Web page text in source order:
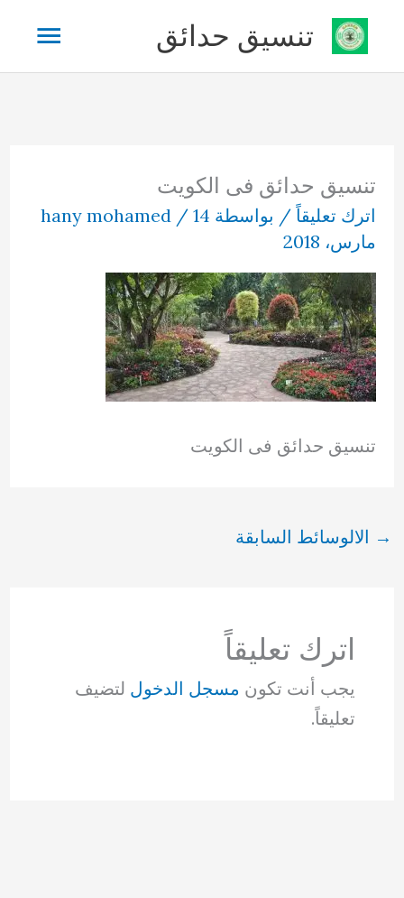
تخطي
المحتوى
تنسيق حدائق
تنسيق حدائق فى الكويت
اترك تعليقاً / بواسطة hany mohamed /14
مارس، 2018
تنسيق حدائق فى الكويت
→ الالوسائط السابقة
اترك تعليقاً
يجب أنت تكون مسجل الدخول لتضيف
تعليقاً.